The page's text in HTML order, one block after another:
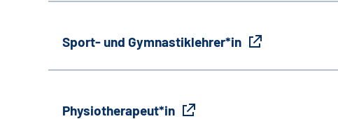
Sport- und Gymnastiklehrer*in
Physiotherapeut*in